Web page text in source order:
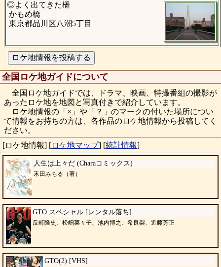
◎よく出てきた橋
かもめ橋
東京都品川区八潮5丁目
全国ロケ地ガイドについて
全国ロケ地ガイドでは、ドラマ、映画、特撮番組の撮影が
あったロケ地を地図と写真付きで紹介しています。
ロケ地情報の「×」や「？」のマークの付いた場所につい
て情報をお持ちの方は、各作品のロケ地情報から投稿してく
ださい。
[ロケ地情報] [ロケ地マップ] [統計情報]
人生は上々だ (Charaコミックス)
禾田みちる（著）
GTO スペシャル [レンタル落ち]
反町隆史、松嶋菜々子、池内博之、希良梨、近藤芳正
GTO(2) [VHS]